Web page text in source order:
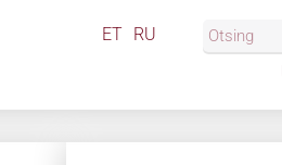
ET RU